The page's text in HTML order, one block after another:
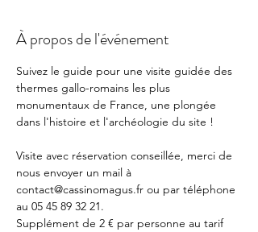
À propos de l'événement
Suivez le guide pour une visite guidée des
thermes gallo-romains les plus
monumentaux de France, une plongée
dans l'histoire et l'archéologie du site !
Visite avec réservation conseillée, merci de
nous envoyer un mail à
contact@cassinomagus.fr ou par téléphone
au 05 45 89 32 21.
Supplément de 2 € par personne au tarif